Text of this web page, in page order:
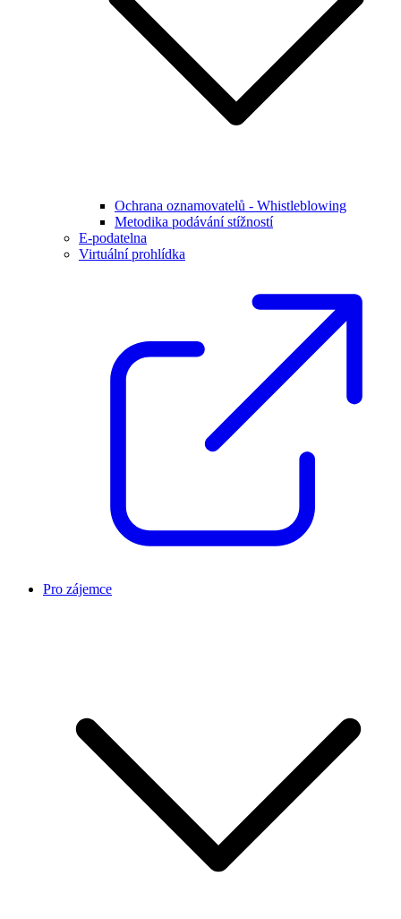
Ochrana oznamovatelů - Whistleblowing
Metodika podávání stížností
E-podatelna
Virtuální prohlídka
Pro zájemce